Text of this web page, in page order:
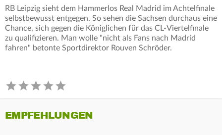
RB Leipzig sieht dem Hammerlos Real Madrid im Achtelfinale
selbstbewusst entgegen. So sehen die Sachsen durchaus eine
Chance, sich gegen die Königlichen für das CL-Viertelfinale
zu qualifizieren. Man wolle "nicht als Fans nach Madrid
fahren" betonte Sportdirektor Rouven Schröder.
EMPFEHLUNGEN